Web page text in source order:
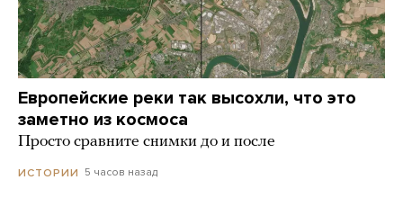
Европейские реки так высохли, что это
заметно из космоса
Просто сравните снимки до и после
ИСТОРИИ 5 часов назад